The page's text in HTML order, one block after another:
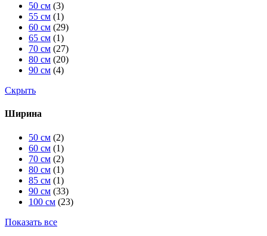
50 см (3)
55 см (1)
60 см (29)
65 см (1)
70 см (27)
80 см (20)
90 см (4)
Скрыть
Ширина
50 см (2)
60 см (1)
70 см (2)
80 см (1)
85 см (1)
90 см (33)
100 см (23)
Показать все